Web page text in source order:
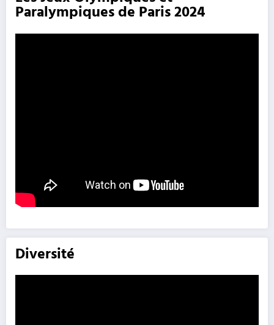
Paralympiques de Paris 2024
Diversité